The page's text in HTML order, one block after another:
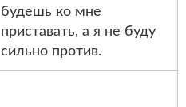
будешь ко мне
приставать, а я не буду
сильно против.